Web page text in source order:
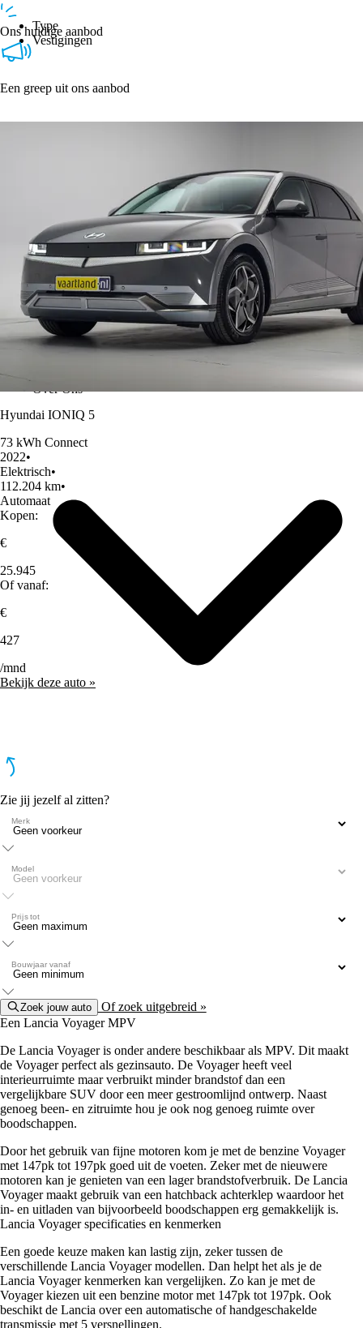
Type
Vestigingen
Over Ons
Ons huidige aanbod
Een greep uit ons aanbod
Hyundai IONIQ 5
73 kWh Connect
2022•
Elektrisch•
112.204 km•
Automaat
Kopen:
€
25.945
Of vanaf:
€
427
/mnd
Bekijk deze auto »
Zie jij jezelf al zitten?
Merk
Model
Prijs tot
Bouwjaar vanaf
Zoek jouw auto
Of zoek uitgebreid »
Een Lancia Voyager MPV
De Lancia Voyager is onder andere beschikbaar als MPV. Dit maakt
de Voyager perfect als gezinsauto. De Voyager heeft veel
interieurruimte maar verbruikt minder brandstof dan een
vergelijkbare SUV door een meer gestroomlijnd ontwerp. Naast
genoeg been- en zitruimte hou je ook nog genoeg ruimte over
boodschappen.
Door het gebruik van fijne motoren kom je met de benzine Voyager
met 147pk tot 197pk goed uit de voeten. Zeker met de nieuwere
motoren kan je genieten van een lager brandstofverbruik. De Lancia
Voyager maakt gebruik van een hatchback achterklep waardoor het
in- en uitladen van bijvoorbeeld boodschappen erg gemakkelijk is.
Lancia Voyager specificaties en kenmerken
Een goede keuze maken kan lastig zijn, zeker tussen de
verschillende Lancia Voyager modellen. Dan helpt het als je de
Lancia Voyager kenmerken kan vergelijken. Zo kan je met de
Voyager kiezen uit een benzine motor met 147pk tot 197pk. Ook
beschikt de Lancia over een automatische of handgeschakelde
transmissie met 5 versnellingen.